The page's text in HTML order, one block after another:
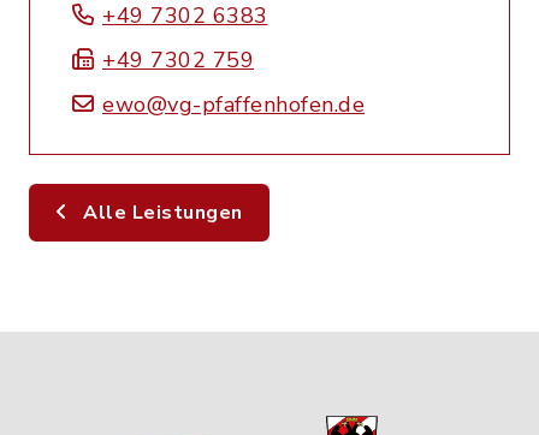
+49 7302 6383
+49 7302 759
ewo@vg-pfaffenhofen.de
Alle Leistungen